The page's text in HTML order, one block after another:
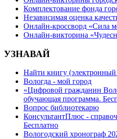
Комплектование фонда
Независимая оценка
Онлайн-кроссворд «Сила
Онлайн-викторина
УЗНАВАЙ
Найти книгу
Вологда - мой город
«Цифровой гражданин
обучающая программа.
Вопрос библиотекарю
КонсультантПлюс -
Бесплатно
Вологодский хронограф